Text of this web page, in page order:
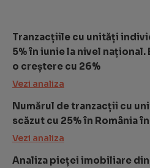
Tranzacțiile cu unități
5% în iunie la nivel
o creștere cu 26%
Vezi analiza
Numărul de tranzacții cu
scăzut cu 25% în România
Vezi analiza
Analiza pieței imobiliare